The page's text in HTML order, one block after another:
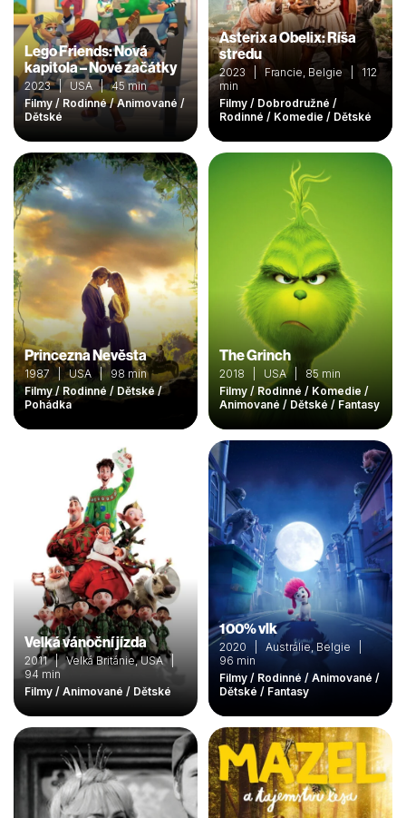
Lego Friends: Nová
kapitola – Nové začátky
2023 | USA | 45 min
Filmy / Rodinné / Animované /
Dětské
Asterix a Obelix: Ríša
stredu
2023 | Francie, Belgie | 112
min
Filmy / Dobrodružné /
Rodinné / Komedie / Dětské
Princezna Nevěsta
1987 | USA | 98 min
Filmy / Rodinné / Dětské /
Pohádka
The Grinch
2018 | USA | 85 min
Filmy / Rodinné / Komedie /
Animované / Dětské / Fantasy
Velká vánoční jízda
2011 | Velká Británie, USA |
94 min
Filmy / Animované / Dětské
100% vlk
2020 | Austrálie, Belgie |
96 min
Filmy / Rodinné / Animované /
Dětské / Fantasy